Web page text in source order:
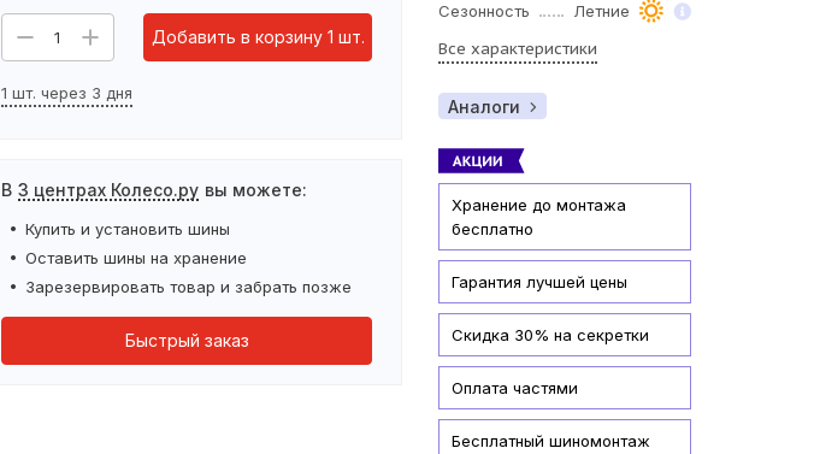
1 Добавить в корзину 1 шт.
1 шт. через 3 дня
В 3 центрах Колесо.ру вы можете:
Купить и установить шины
Оставить шины на хранение
Зарезервировать товар и забрать позже
Быстрый заказ
Сезонность
Летние
Все характеристики
Аналоги
Хранение до монтажа
бесплатно
Гарантия лучшей цены
Скидка 30% на секретки
Оплата частями
Бесплатный шиномонтаж